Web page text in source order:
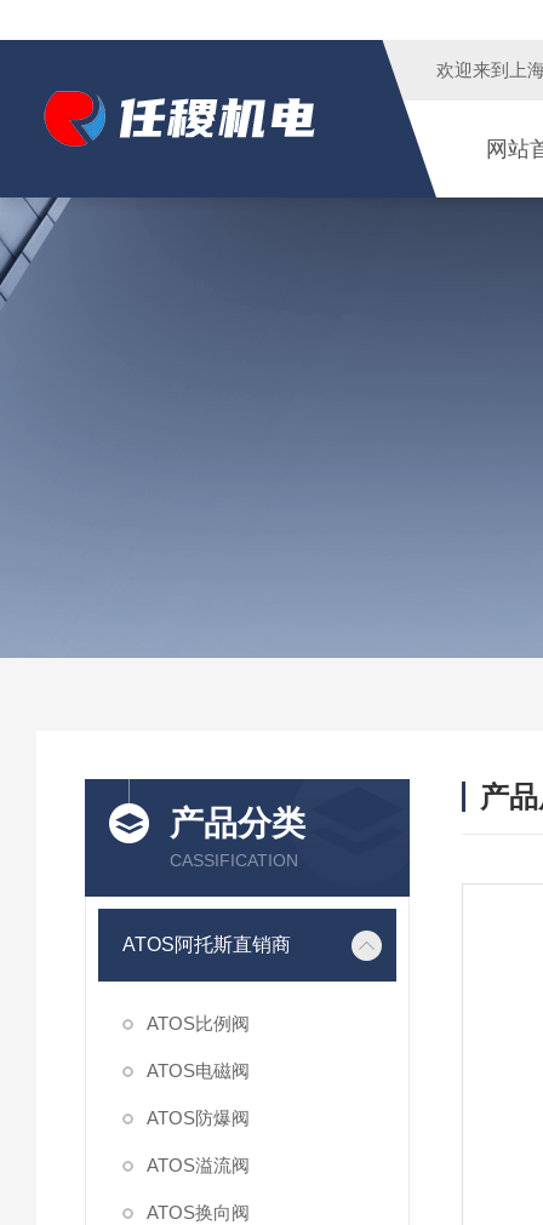
欢迎来到 上
网站
产品分类
CASSIFICATION
ATOS阿托斯直销商
ATOS比例阀
ATOS电磁阀
ATOS防爆阀
ATOS溢流阀
ATOS换向阀
产